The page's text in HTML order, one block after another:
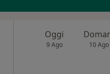
Oggi
9 Ago 10 Ago